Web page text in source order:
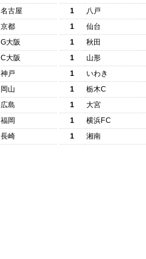
名古屋
京都
G大阪
C大阪
神戸
岡山
広島
福岡
長崎
1
八戸
1
仙台
1
秋田
1
山形
1
いわき
1
栃木C
1
大宮
1
横浜FC
1
湘南